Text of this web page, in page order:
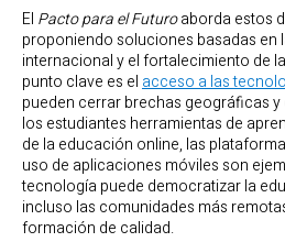
El Pacto para el Futuroaborda estos
proponiendo soluciones basadas en
internacional y el fortalecimiento de
punto clave es elacceso a las
pueden cerrar brechas geográficas
los estudiantes herramientas de
de la educación online, las
uso de aplicaciones móviles son
tecnología puede democratizar la
incluso las comunidades más
formación de calidad.